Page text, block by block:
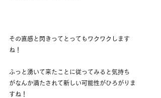
その直感と閃きってとってもワクワクします
ね！
ふっと湧いて来たことに従ってみると気持ち
がなんか満たされて新しい可能性がひろがりま
すね！